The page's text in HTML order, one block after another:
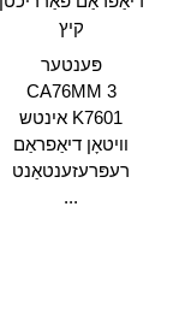
פּענטער
CA76MM 3
אינטש K7601
וויטאָן דיאַפראַם
רעפּרעזענטאַנט
...